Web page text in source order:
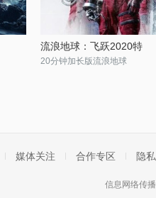
流浪地球：飞跃2020特
20分钟加长版流浪地球
媒体关注 合作专区 隐
信息网络传